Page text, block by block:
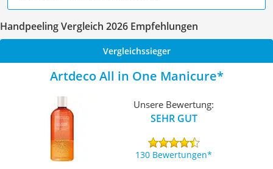
Handpeeling Vergleich 2026 Empfehlungen
Vergleichssieger
Artdeco All in One Manicure
Unsere Bewertung:
SEHR GUT
130 Bewertungen